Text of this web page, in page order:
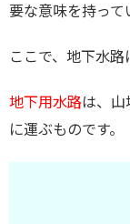
要な意味を持って
ここで、地下水路
地下用水路は、山
に運ぶものです。